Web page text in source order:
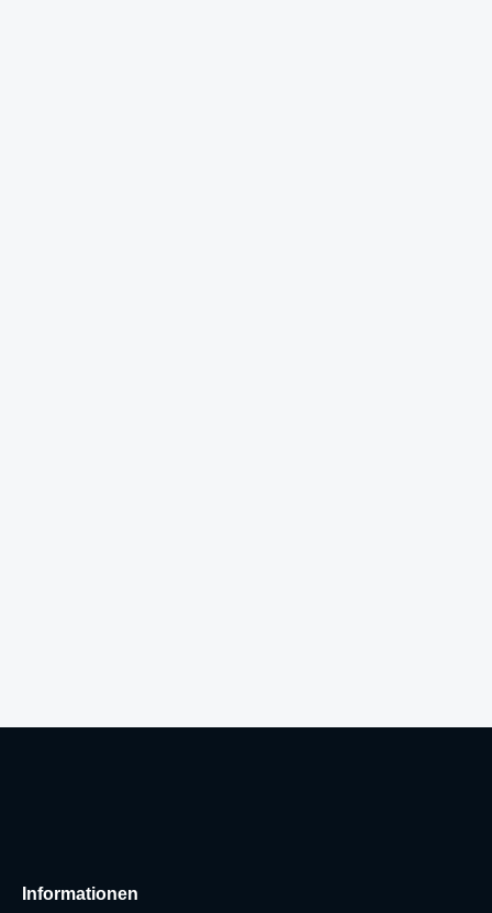
Informationen